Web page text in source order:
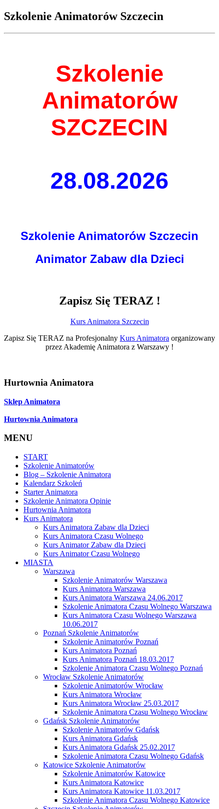
Szkolenie Animatorów Szczecin
Szkolenie
Animatorów
SZCZECIN
28.08.2026
Szkolenie Animatorów Szczecin
Animator Zabaw dla Dzieci
Zapisz Się TERAZ !
Kurs Animatora Szczecin
Zapisz Się TERAZ na Profesjonalny Kurs Animatora organizowany
przez Akademię Animatora z Warszawy !
Hurtownia Animatora
Sklep Animatora
Hurtownia Animatora
MENU
START
Szkolenie Animatorów
Blog – Szkolenie Animatora
Kalendarz Szkoleń
Starter Animatora
Szkolenie Animatora Opinie
Hurtownia Animatora
Kurs Animatora
Kurs Animatora Zabaw dla Dzieci
Kurs Animatora Czasu Wolnego
Kurs Animator Zabaw dla Dzieci
Kurs Animator Czasu Wolnego
MIASTA
Warszawa
Szkolenie Animatorów Warszawa
Kurs Animatora Warszawa
Kurs Animatora Warszawa 24.06.2017
Szkolenie Animatora Czasu Wolnego Warszawa
Kurs Animatora Czasu Wolnego Warszawa
10.06.2017
Poznań Szkolenie Animatorów
Szkolenie Animatorów Poznań
Kurs Animatora Poznań
Kurs Animatora Poznań 18.03.2017
Szkolenie Animatora Czasu Wolnego Poznań
Wrocław Szkolenie Animatorów
Szkolenie Animatorów Wrocław
Kurs Animatora Wrocław
Kurs Animatora Wrocław 25.03.2017
Szkolenie Animatora Czasu Wolnego Wrocław
Gdańsk Szkolenie Animatorów
Szkolenie Animatorów Gdańsk
Kurs Animatora Gdańsk
Kurs Animatora Gdańsk 25.02.2017
Szkolenie Animatora Czasu Wolnego Gdańsk
Katowice Szkolenie Animatorów
Szkolenie Animatorów Katowice
Kurs Animatora Katowice
Kurs Animatora Katowice 11.03.2017
Szkolenie Animatora Czasu Wolnego Katowice